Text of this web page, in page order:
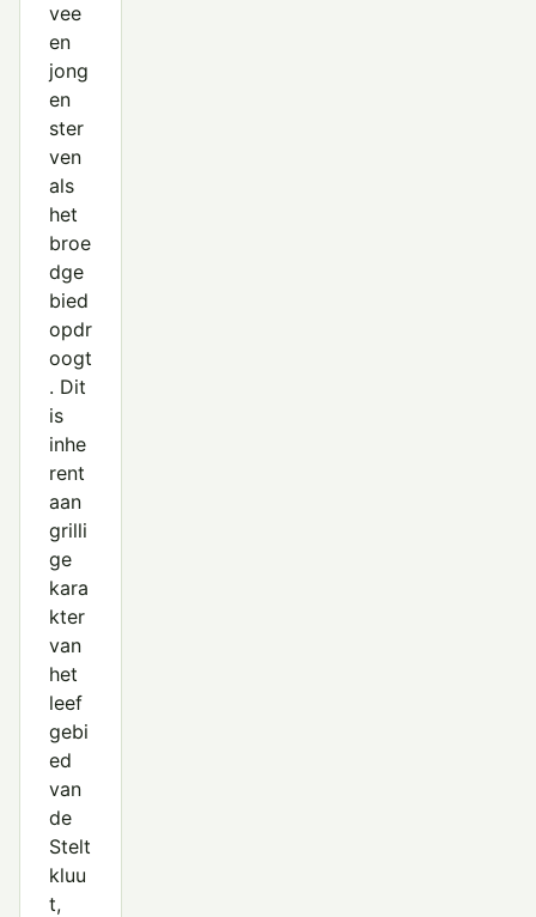
vee
en
jong
en
ster
ven
als
het
broe
dge
bied
opdr
oogt
. Dit
is
inhe
rent
aan
grilli
ge
kara
kter
van
het
leef
gebi
ed
van
de
Stelt
kluu
t,